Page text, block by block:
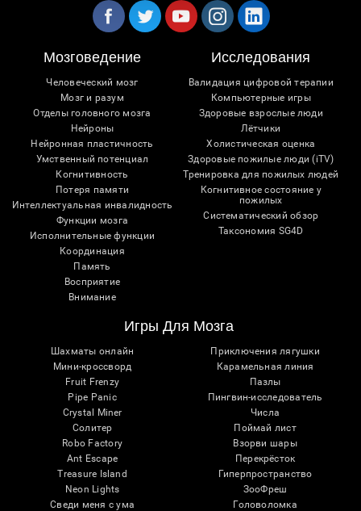
Мозговедение
Человеческий мозг
Мозг и разум
Отделы головного мозга
Нейроны
Нейронная пластичность
Умственный потенциал
Когнитивность
Потеря памяти
Интеллектуальная инвалидность
Функции мозга
Исполнительные функции
Координация
Память
Восприятие
Внимание
Исследования
Валидация цифровой терапии
Компьютерные игры
Здоровые взрослые люди
Лётчики
Холистическая оценка
Здоровые пожилые люди (iTV)
Тренировка для пожилых людей
Когнитивное состояние у
пожилых
Систематический обзор
Таксономия SG4D
Игры Для Мозга
Шахматы онлайн
Мини-кроссворд
Fruit Frenzy
Pipe Panic
Crystal Miner
Солитер
Robo Factory
Ant Escape
Treasure Island
Neon Lights
Сведи меня с ума
Приключения лягушки
Карамельная линия
Пазлы
Пингвин-исследователь
Числа
Поймай лист
Взорви шары
Перекрёсток
Гиперпространство
ЗооФреш
Головоломка